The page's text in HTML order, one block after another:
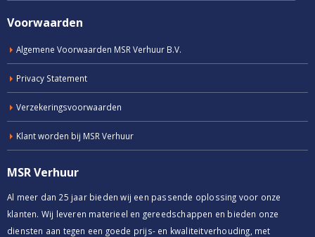
Voorwaarden
Algemene Voorwaarden MSR Verhuur B.V.
Privacy Statement
Verzekeringsvoorwaarden
Klant worden bij MSR Verhuur
MSR Verhuur
Al meer dan 25 jaar bieden wij een passende oplossing voor onze
klanten. Wij leveren materieel en gereedschappen en bieden onze
diensten aan tegen een goede prijs- en kwaliteitverhouding, met